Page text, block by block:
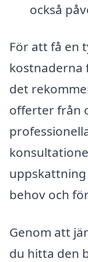
också
För att få en
kostnaderna
det
offerter från
behov och
Genom att
du hitta den